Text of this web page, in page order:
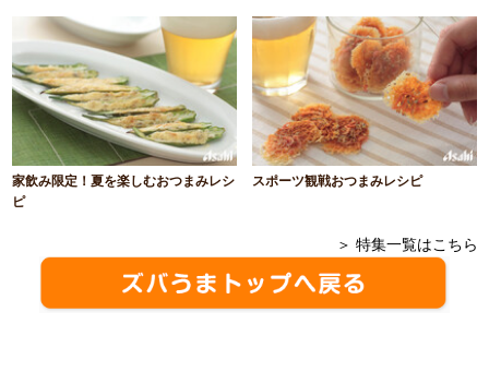
家飲み限定！夏を楽しむおつまみレシ
ピ
スポーツ観戦おつまみレシピ
＞ 特集一覧はこちら